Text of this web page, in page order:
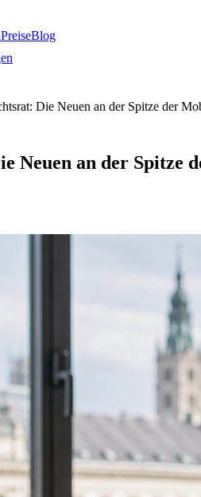
PreiseBlog
Die Neuen an der Spitze der
Neuen an der Spitze